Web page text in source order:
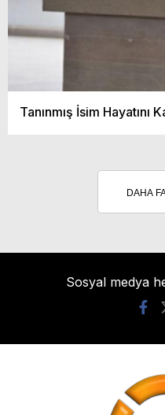
Tanınmış İsim
DAHA
Sosyal medya